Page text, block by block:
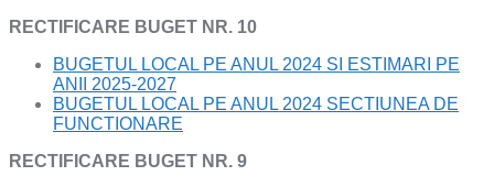
RECTIFICARE BUGET NR. 10
BUGETUL LOCAL PE ANUL 2024 SI ESTIMARI PE
ANII 2025-2027
BUGETUL LOCAL PE ANUL 2024 SECTIUNEA DE
FUNCTIONARE
RECTIFICARE BUGET NR. 9